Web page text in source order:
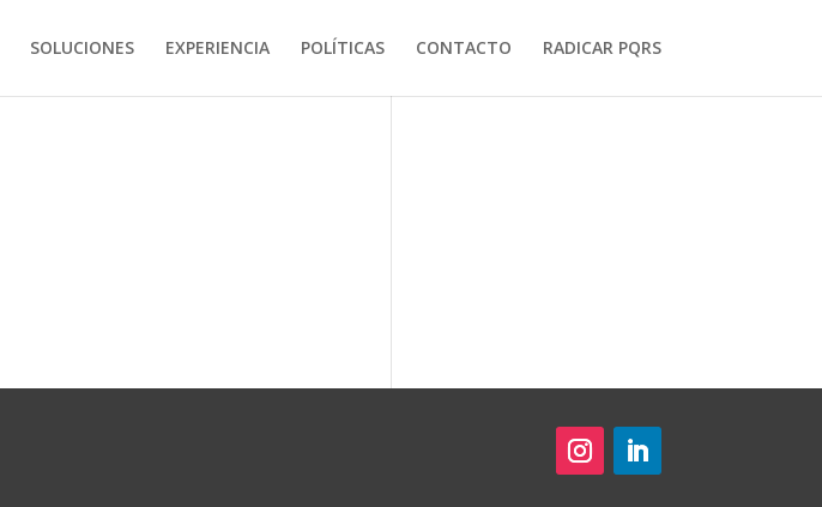
SOLUCIONES EXPERIENCIA POLÍTICAS CONTACTO RADICAR PQRS